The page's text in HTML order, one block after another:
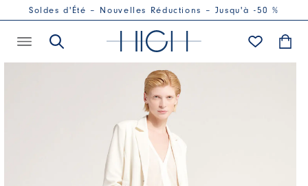
Soldes d'Été – Nouvelles Réductions – Jusqu'à -50 %